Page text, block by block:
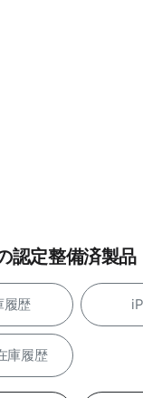
認定整備済製品
履歴
庫履歴